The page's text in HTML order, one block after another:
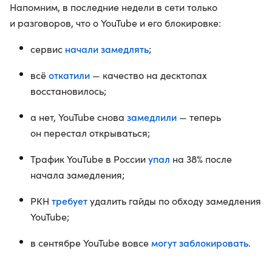
Напомним, в последние недели в сети только
и разговоров, что о YouTube и его блокировке:
сервис начали замедлять;
всёоткатили — качество на десктопах
восстановилось;
а нет, YouTube снова замедлили — теперь
он перестал открываться;
Трафик YouTube в Россииупал на 38% после
начала замедления;
РКН требуетудалить гайды по обходу замедления
YouTube;
в сентябре YouTube вовсе могут заблокировать.